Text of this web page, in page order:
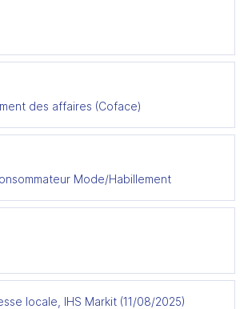
des affaires (Coface)
Mode/Habillement
locale, IHS Markit (11/08/2025)